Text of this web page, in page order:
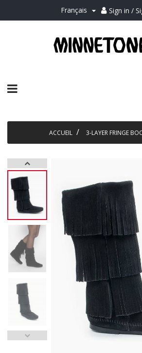
Français  Sign in /
navigation
ACCUEIL 3-LAYER FRINGE